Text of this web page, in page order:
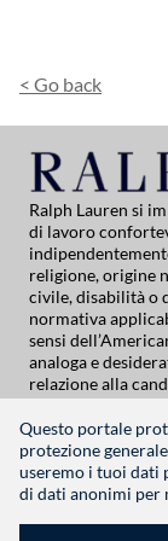
Questo portale
protezione
useremo i tuoi dati
di dati anonimi per
< Go back
Ralph Lauren si
di lavoro
religione, origine
civile, disabilità o
normativa
sensi
analoga e
relazione alla
contattate Global
Per tutte le altre
contattarerl-